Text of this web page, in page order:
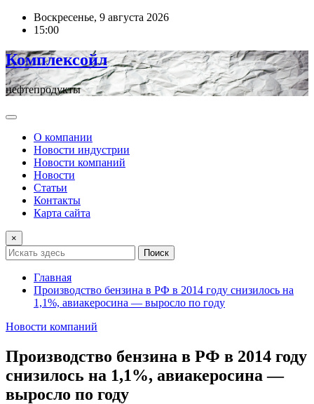
ПерейтиВоскресенье, 9 августа 2026
15:00
Комплексойл
нефтепродукты
О компании
Новости индустрии
Новости компаний
Новости
Статьи
Контакты
Карта сайта
×
Поиск
Главная
Производство бензина в РФ в 2014 году снизилось на
1,1%, авиакеросина — выросло по году
Новости компаний
Производство бензина в РФ в 2014 году
снизилось на 1,1%, авиакеросина —
выросло по году